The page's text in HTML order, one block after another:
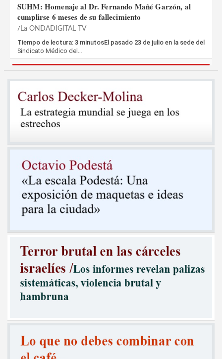
SUHM: Homenaje al Dr. Fernando Mañé Garzón, al
cumplirse 6 meses de su fallecimiento
La ONDADIGITAL TV
Tiempo de lectura: 3 minutosEl pasado 23 de julio en la sede del
Sindicato Médico del…